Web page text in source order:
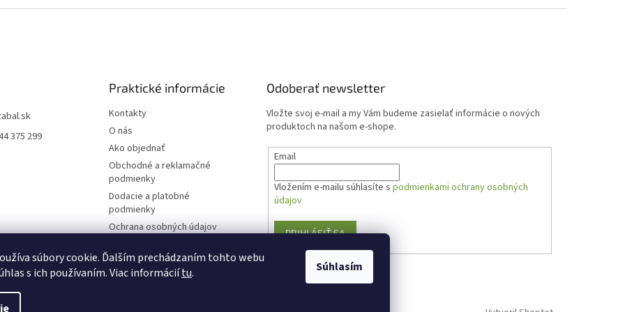
súbory cookie. Ďalším prechádzaním tohto webu
s ich používaním. Viac informáciítu. Súhlasím
375 299
Praktické informácie
Kontakty
O nás
Ako objednať
Obchodné a reklamačné
podmienky
Dodacie a platobné
podmienky
Ochrana osobných údajov
zmluvy
Odoberať newsletter
Vložte svoj e-mail a my Vám budeme zasielať informácie o nových
produktoch na našom e-shope.
Email
Vložením e-mailu súhlasíte spodmienkami ochrany osobných
údajov
PRIHLÁSIŤ SA